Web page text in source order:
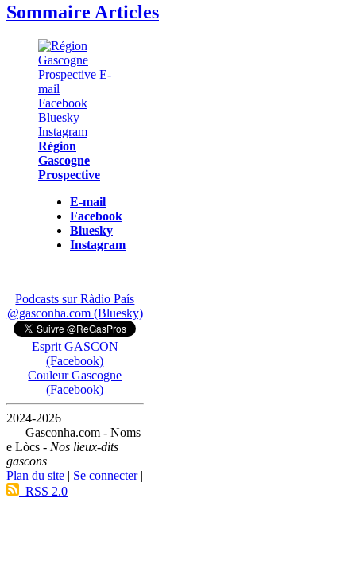
Sommaire Articles
Région
Gascogne
Prospective
E-mail
Facebook
Bluesky
Instagram
Podcasts sur Ràdio País
@gasconha.com (Bluesky)
Esprit GASCON
(Facebook)
Couleur Gascogne
(Facebook)
2024-2026
— Gasconha.com - Noms
e Lòcs - Nos lieux-dits
gascons
Plan du site | Se connecter|
RSS 2.0